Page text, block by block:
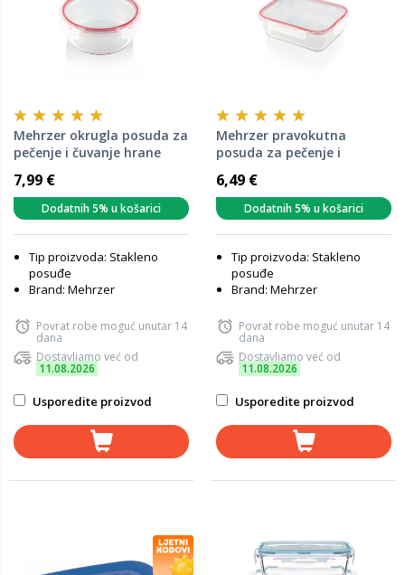
Mehrzer okrugla posuda za
pečenje i čuvanje hrane
7,99 €
Dodatnih 5% u košarici
Tip proizvoda: Stakleno
posuđe
Brand: Mehrzer
Povrat robe moguć unutar 14
dana
Dostavljamo već od
11.08.2026
Usporedite proizvod
Mehrzer pravokutna
posuda za pečenje i
LOCK, 625 ml
6,49 €
Dodatnih 5% u košarici
Tip proizvoda: Stakleno
posuđe
Brand: Mehrzer
Povrat robe moguć unutar 14
dana
Dostavljamo već od
11.08.2026
Usporedite proizvod